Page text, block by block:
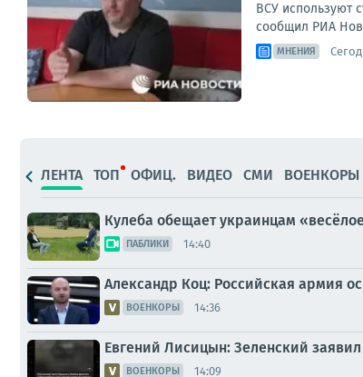
ВСУ используют
сообщил РИА
МНЕНИЯ
ЛЕНТА ТОП ОФИЦ. ВИДЕО СМИ ВОЕНКОРЫ
Кулеба обещает украинцам
ПАБЛИКИ 14:40
Александр Коц: Российская армия
ВОЕНКОРЫ 14:36
Евгений Лисицын: Зеленский
ВОЕНКОРЫ 14:09